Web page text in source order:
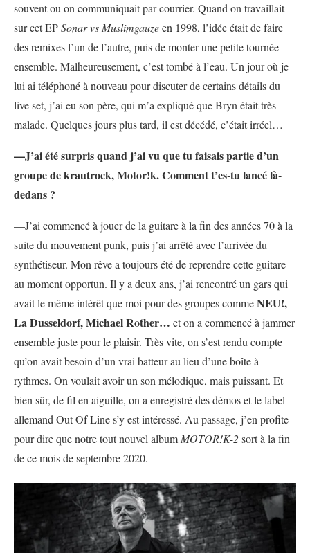
souvent ou on communiquait par courrier. Quand on travaillait
sur cet EPSonar vs Muslimgauzeen 1998, l’idée était de faire
des remixes l’un de l’autre, puis de monter une petite tournée
ensemble. Malheureusement, c’est tombé à l’eau. Un jour où je
lui ai téléphoné à nouveau pour discuter de certains détails du
live set, j’ai eu son père, qui m’a expliqué que Bryn était très
malade. Quelques jours plus tard, il est décédé, c’était irréel…
—J’ai été surpris quand j’ai vu que tu faisais partie d’un
groupe de krautrock, Motor!k. Comment t’es-tu lancé là-
dedans ?
—J’ai commencé à jouer de la guitare à la fin des années 70 à la
suite du mouvement punk, puis j’ai arrêté avec l’arrivée du
synthétiseur. Mon rêve a toujours été de reprendre cette guitare
au moment opportun. Il y a deux ans, j’ai rencontré un gars qui
avait le même intérêt que moi pour des groupes commeNEU!,
La Dusseldorf, Michael Rother… et on a commencé à jammer
ensemble juste pour le plaisir. Très vite, on s’est rendu compte
qu’on avait besoin d’un vrai batteur au lieu d’une boîte à
rythmes. On voulait avoir un son mélodique, mais puissant. Et
bien sûr, de fil en aiguille, on a enregistré des démos et le label
allemand Out Of Line s’y est intéressé. Au passage, j’en profite
pour dire que notre tout nouvel album MOTOR!K-2sort à la fin
de ce mois de septembre 2020.